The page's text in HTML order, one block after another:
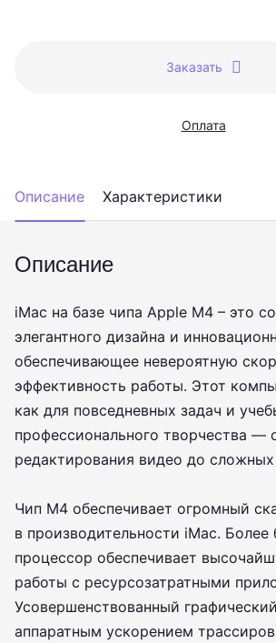
Заказать
Оплата
Описание Характеристики
Описание
iMac на базе чипа Apple M4 – это
элегантного дизайна и
обеспечивающее невероятную
эффективность работы. Этот
как для повседневных задач и
профессионального творчества —
редактирования видео до
Чип M4 обеспечивает огромный
в производительности iMac.
процессор обеспечивает
работы с ресурсозатратными
Усовершенствованный
аппаратным ускорением